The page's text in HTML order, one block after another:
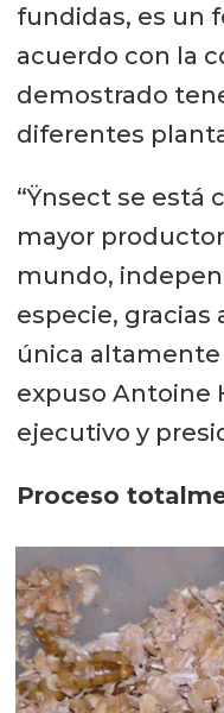
fundidas, es un
acuerdo con la
demostrado
diferentes
“Ÿnsect se está
mayor
mundo,
especie,
única altamente
expuso Antoine
ejecutivo y
Proceso